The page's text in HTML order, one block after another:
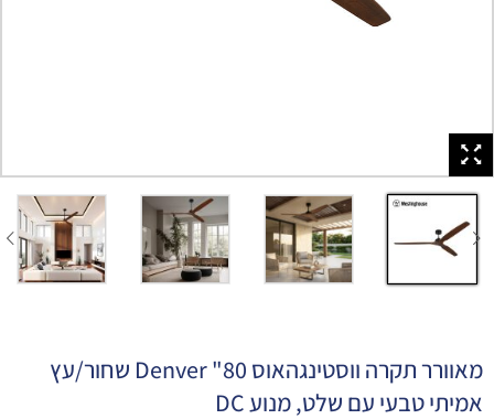
מאוורר תקרה ווסטינגהאוס 80" Denver שחור/עץ
אמיתי טבעי עם שלט, מנוע DC